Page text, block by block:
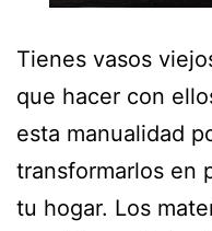
Tienes vasos
que hacer con
esta manualidad
transformarlos en
tu hogar. Los